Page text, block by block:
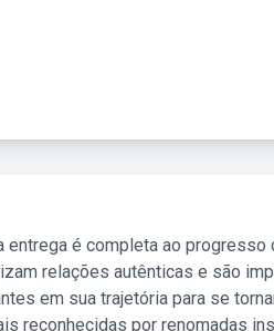
entrega é completa ao
relações autênticas e são
em sua trajetória para se
reconhecidas por renomadas